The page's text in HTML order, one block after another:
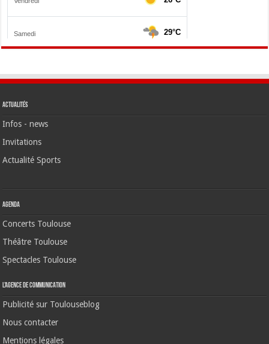
Actualités
Infos - news
Invitations
Actualité Sports
Agenda
Concerts Toulouse
Théâtre Toulouse
Spectacles Toulouse
L’agence de communication
Publicité sur Toulouseblog
Nous contacter
Mentions légales